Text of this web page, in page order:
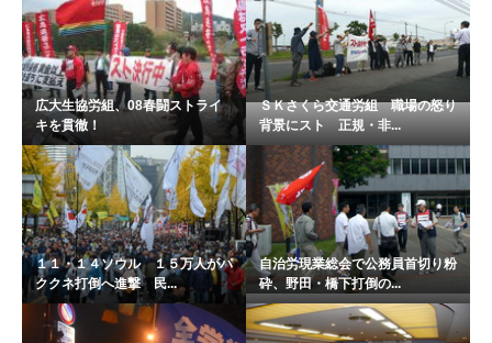
広大生協労組、08春闘ストライ
キを貫徹！
ＳＫさくら交通労組 職場の怒り
背景にスト 正規・非...
１１・１４ソウル １５万人がパ
ククネ打倒へ進撃 民...
自治労現業総会で公務員首切り粉
砕、野田・橋下打倒の...